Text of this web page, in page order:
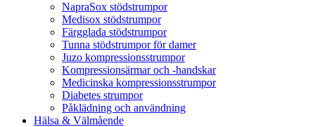
NapraSox stödstrumpor
Medisox stödstrumpor
Färgglada stödstrumpor
Tunna stödstrumpor för damer
Juzo kompressionsstrumpor
Kompressionsärmar och -handskar
Medicinska kompressionsstrumpor
Diabetes strumpor
Påklädning och användning
Hälsa & Välmående